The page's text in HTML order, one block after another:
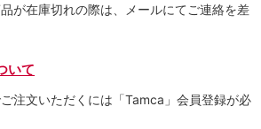
が在庫切れの際は、メールにてご連絡を差
いて
注⽂いただくには「Tamca」会員登録が必